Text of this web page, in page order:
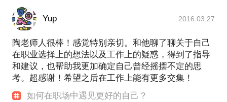
Yup 2016.03.27
陶老师人很棒！感觉特别亲切。和他聊了聊关于自己
在职业选择上的想法以及工作上的疑惑，得到了指导
和建议，也帮助我更加确定自己曾经摇摆不定的思
考。超感谢！希望之后在工作上能有更多交集！
如何在职场中遇见更好的自己？